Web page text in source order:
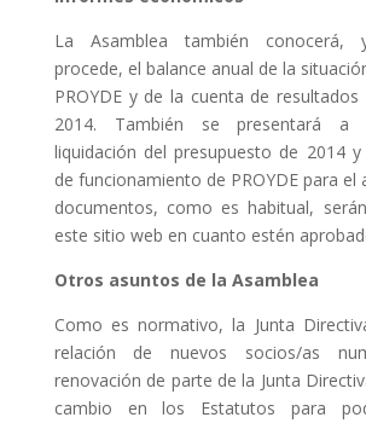
La Asamblea también conocerá,
procede, el balance anual de la
PROYDE y de la cuenta de
2014. También se presentará a
liquidación del presupuesto de 2014
de funcionamiento de PROYDE para el
documentos, como es habitual,
este sitio web en cuanto estén
Otros asuntos de la Asamblea
Como es normativo, la Junta
relación de nuevos socios/as
renovación de parte de la Junta
cambio en los Estatutos para